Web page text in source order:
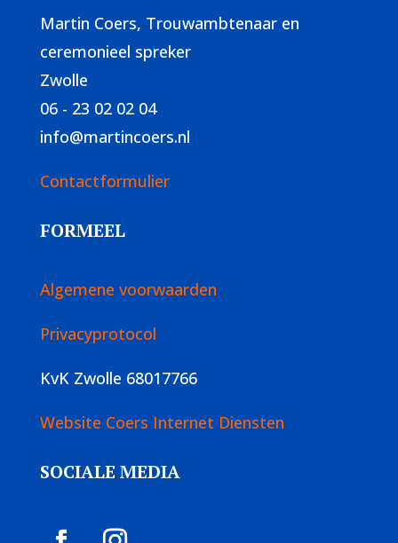
Martin Coers, Trouwambtenaar en
ceremonieel spreker
Zwolle
06 - 23 02 02 04
info@martincoers.nl
Contactformulier
FORMEEL
Algemene voorwaarden
Privacyprotocol
KvK Zwolle 68017766
Website Coers Internet Diensten
SOCIALE MEDIA